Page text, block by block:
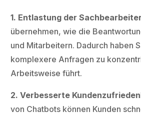
1. Entlastung der
übernehmen, wie die
und Mitarbeitern. Dadurch haben
komplexere Anfragen zu
Arbeitsweise führt.
2. Verbesserte
von Chatbots können Kunden